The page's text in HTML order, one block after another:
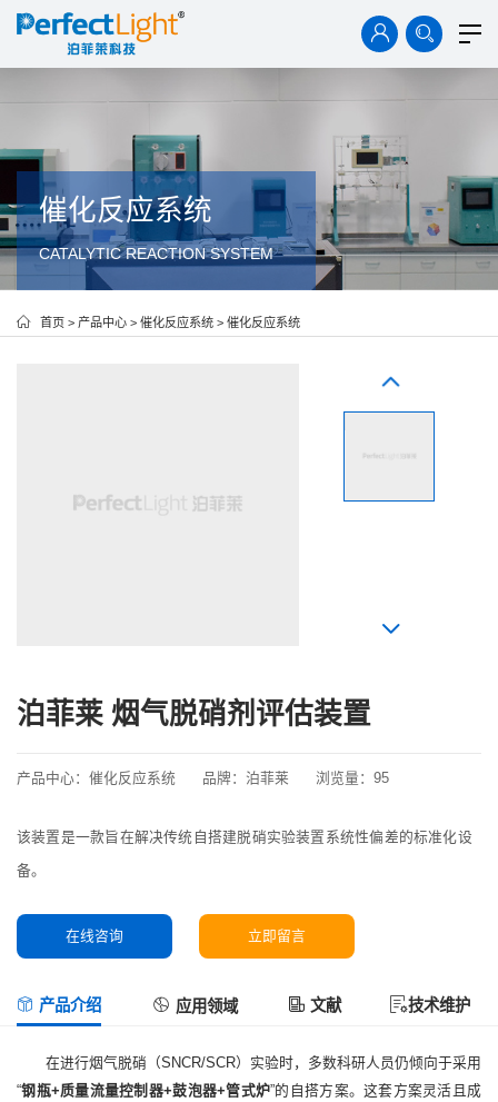
产品中心 解决方案 技术资料 案例中心
新闻中心 关于我们
催化反应系统
CATALYTIC REACTION SYSTEM
首页 > 产品中心 > 催化反应系统 > 催化反应系统
泊菲莱 烟气脱硝剂评估装置
产品中心： 催化反应系统 品牌： 泊菲莱 浏览量： 95
该装置是一款旨在解决传统自搭建脱硝实验装置系统性偏差的标准化设
备。
在线咨询 立即留言
产品介绍 应用领域 文献 技术维护
在进行烟气脱硝（SNCR/SCR）实验时，多数科研人员仍倾向于采用
“钢瓶+质量流量控制器+鼓泡器+管式炉”的自搭方案。这套方案灵活且成